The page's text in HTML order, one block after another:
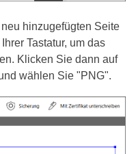
hinzugefügten Seite
Tastatur, um das
Klicken Sie dann auf
wählen Sie "PNG".